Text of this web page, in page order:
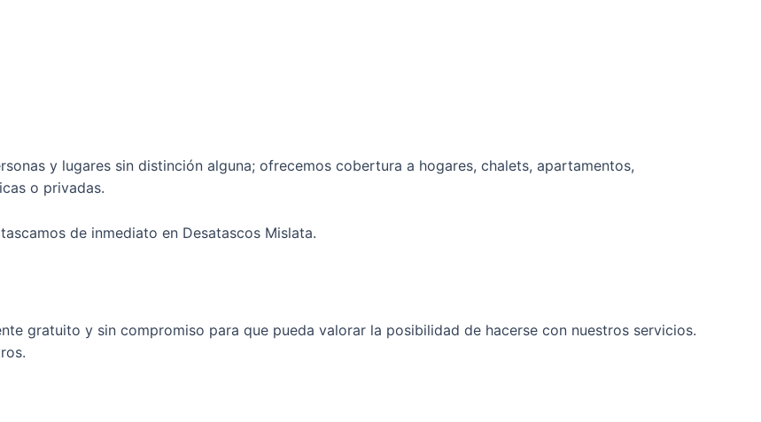
y lugares sin distinción alguna; ofrecemos cobertura a hogares, chalets, apartamentos,
o privadas.
de inmediato en Desatascos Mislata.
gratuito y sin compromiso para que pueda valorar la posibilidad de hacerse con nuestros servicios.